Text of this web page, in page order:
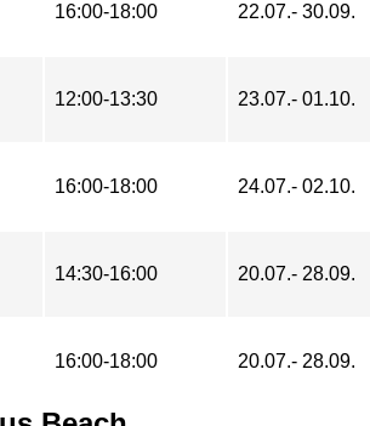
16:00-18:00 22.07.- 30.09.
12:00-13:30 23.07.- 01.10.
16:00-18:00 24.07.- 02.10.
14:30-16:00 20.07.- 28.09.
16:00-18:00 20.07.- 28.09.